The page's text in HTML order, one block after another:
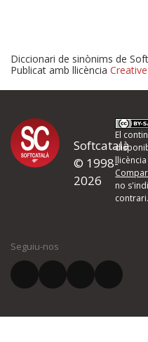
d'errors
Si heu trobat un error o
quina és la millora que
El vostre correu
Diccionari de sinònims de
Publicat amb llicència
Softcatalà
© 1998-
2026
El
no
contrari.
Seguiu-nos